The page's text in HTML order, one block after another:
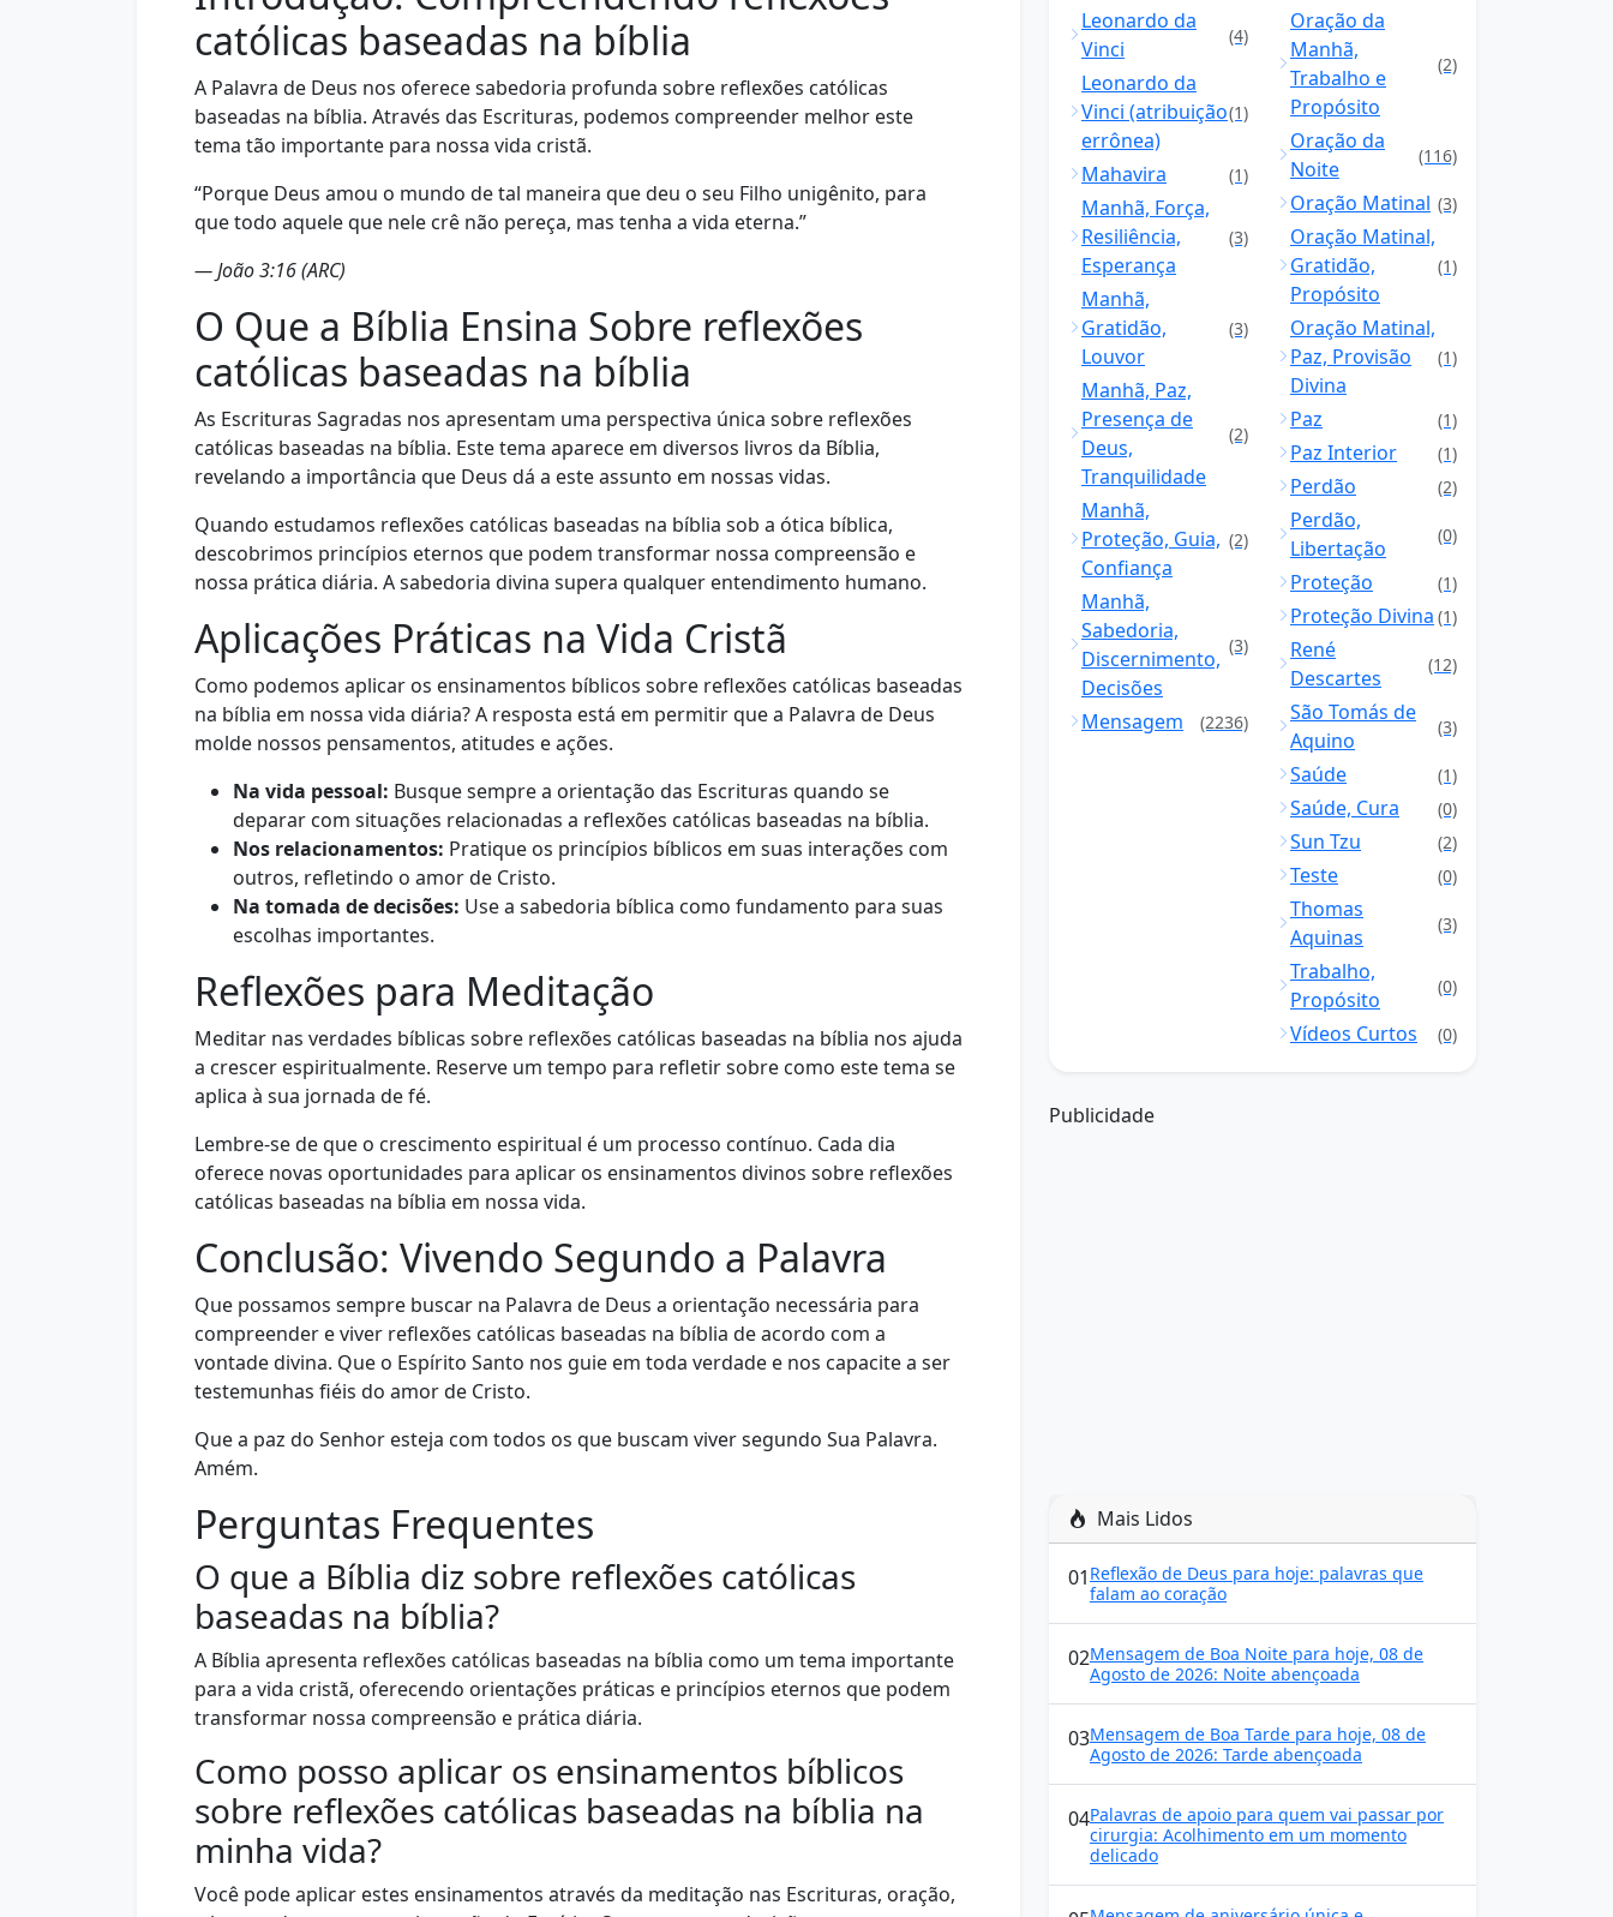
católicas baseadas na bíblia
A Palavra de Deus nos oferece sabedoria profunda sobre reflexões católicas
baseadas na bíblia. Através das Escrituras, podemos compreender melhor este
tema tão importante para nossa vida cristã.
“Porque Deus amou o mundo de tal maneira que deu o seu Filho unigênito, para
que todo aquele que nele crê não pereça, mas tenha a vida eterna.”
— João 3:16 (ARC)
O Que a Bíblia Ensina Sobre reflexões
católicas baseadas na bíblia
As Escrituras Sagradas nos apresentam uma perspectiva única sobre reflexões
católicas baseadas na bíblia. Este tema aparece em diversos livros da Bíblia,
revelando a importância que Deus dá a este assunto em nossas vidas.
Quando estudamos reflexões católicas baseadas na bíblia sob a ótica bíblica,
descobrimos princípios eternos que podem transformar nossa compreensão e
nossa prática diária. A sabedoria divina supera qualquer entendimento humano.
Aplicações Práticas na Vida Cristã
Como podemos aplicar os ensinamentos bíblicos sobre reflexões católicas baseadas
na bíblia em nossa vida diária? A resposta está em permitir que a Palavra de Deus
molde nossos pensamentos, atitudes e ações.
Na vida pessoal: Busque sempre a orientação das Escrituras quando se
deparar com situações relacionadas a reflexões católicas baseadas na bíblia.
Nos relacionamentos: Pratique os princípios bíblicos em suas interações com
outros, refletindo o amor de Cristo.
Na tomada de decisões: Use a sabedoria bíblica como fundamento para suas
escolhas importantes.
Reflexões para Meditação
Meditar nas verdades bíblicas sobre reflexões católicas baseadas na bíblia nos ajuda
a crescer espiritualmente. Reserve um tempo para refletir sobre como este tema se
aplica à sua jornada de fé.
Lembre-se de que o crescimento espiritual é um processo contínuo. Cada dia
oferece novas oportunidades para aplicar os ensinamentos divinos sobre reflexões
católicas baseadas na bíblia em nossa vida.
Conclusão: Vivendo Segundo a Palavra
Que possamos sempre buscar na Palavra de Deus a orientação necessária para
compreender e viver reflexões católicas baseadas na bíblia de acordo com a
vontade divina. Que o Espírito Santo nos guie em toda verdade e nos capacite a ser
testemunhas fiéis do amor de Cristo.
Que a paz do Senhor esteja com todos os que buscam viver segundo Sua Palavra.
Amém.
Perguntas Frequentes
O que a Bíblia diz sobre reflexões católicas
baseadas na bíblia?
A Bíblia apresenta reflexões católicas baseadas na bíblia como um tema importante
para a vida cristã, oferecendo orientações práticas e princípios eternos que podem
transformar nossa compreensão e prática diária.
Como posso aplicar os ensinamentos bíblicos
sobre reflexões católicas baseadas na bíblia na
minha vida?
Você pode aplicar estes ensinamentos através da meditação nas Escrituras, oração,
Leonardo da
Vinci
(4)
Leonardo da
Vinci (atribuição
errônea)
(1)
Mahavira (1)
Manhã, Força,
Resiliência,
Esperança
(3)
Manhã,
Gratidão,
Louvor
(3)
Manhã, Paz,
Presença de
Deus,
Tranquilidade
(2)
Manhã,
Proteção, Guia,
Confiança
(2)
Manhã,
Sabedoria,
Discernimento,
Decisões
(3)
Mensagem (2236)
Oração da
Manhã,
Trabalho e
Propósito
(2)
Oração da
Noite
(116)
Oração Matinal (3)
Oração Matinal,
Gratidão,
Propósito
(1)
Oração Matinal,
Paz, Provisão
Divina
(1)
Paz (1)
Paz Interior (1)
Perdão (2)
Perdão,
Libertação
(0)
Proteção (1)
Proteção Divina (1)
René
Descartes
(12)
São Tomás de
Aquino
(3)
Saúde (1)
Saúde, Cura (0)
Sun Tzu (2)
Teste (0)
Thomas
Aquinas
(3)
Trabalho,
Propósito
(0)
Vídeos Curtos (0)
Publicidade
Mais Lidos
01 Reflexão de Deus para hoje: palavras que
falam ao coração
02Mensagem de Boa Noite para hoje, 08 de
Agosto de 2026: Noite abençoada
03Mensagem de Boa Tarde para hoje, 08 de
Agosto de 2026: Tarde abençoada
04Palavras de apoio para quem vai passar por
cirurgia: Acolhimento em um momento
delicado